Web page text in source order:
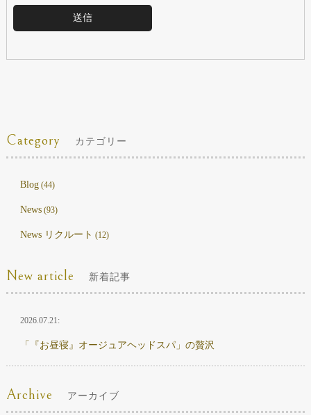
Category カテゴリー
Blog(44)
News(93)
News リクルート (12)
New article 新着記事
2026.07.21:
「『お昼寝』オージュアヘッドスパ」の贅沢
Archive アーカイブ